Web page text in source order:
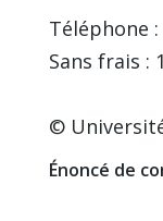
Téléphone :
Sans frais :
©
Énoncé de